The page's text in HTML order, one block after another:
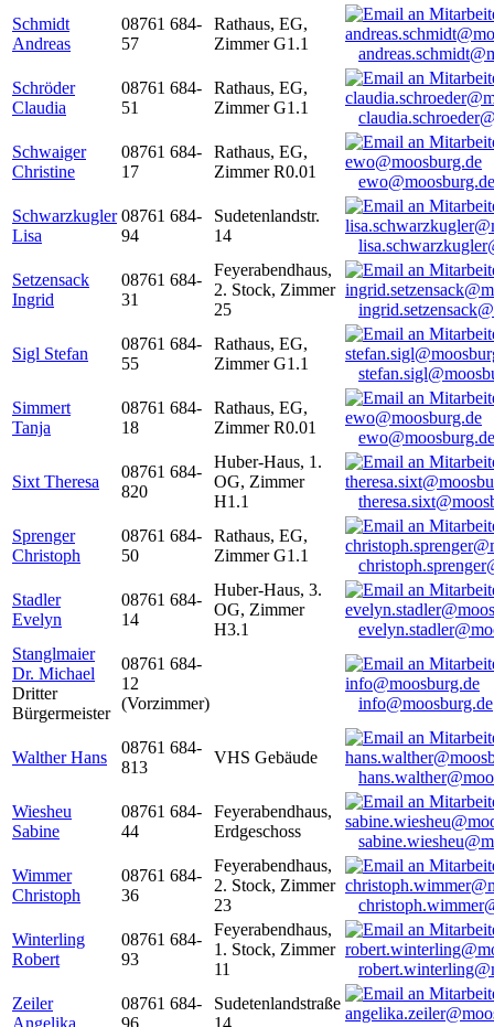
Schmidt
Andreas
08761 684-
57
Rathaus, EG,
Zimmer G1.1
Schröder
Claudia
08761 684-
51
Rathaus, EG,
Zimmer G1.1
Schwaiger
Christine
08761 684-
17
Rathaus, EG,
Zimmer R0.01
ewo@moosburg.de
Schwarzkugler
Lisa
08761 684-
94
Sudetenlandstr.
14
Setzensack
Ingrid
08761 684-
31
Feyerabendhaus,
2. Stock, Zimmer
25
Sigl Stefan
08761 684-
55
Rathaus, EG,
Zimmer G1.1
Simmert
Tanja
08761 684-
18
Rathaus, EG,
Zimmer R0.01
ewo@moosburg.de
Sixt Theresa
08761 684-
820
Huber-Haus, 1.
OG, Zimmer
H1.1
Sprenger
Christoph
08761 684-
50
Rathaus, EG,
Zimmer G1.1
Stadler
Evelyn
08761 684-
14
Huber-Haus, 3.
OG, Zimmer
H3.1
Stanglmaier
Dr. Michael
Dritter
Bürgermeister
08761 684-
12
(Vorzimmer)
info@moosburg.de
Walther Hans
08761 684-
813
VHS Gebäude
Wiesheu
Sabine
08761 684-
44
Feyerabendhaus,
Erdgeschoss
Wimmer
Christoph
08761 684-
36
Feyerabendhaus,
2. Stock, Zimmer
23
Winterling
Robert
08761 684-
93
Feyerabendhaus,
1. Stock, Zimmer
11
Zeiler
Angelika
08761 684-
96
Sudetenlandstraße
14